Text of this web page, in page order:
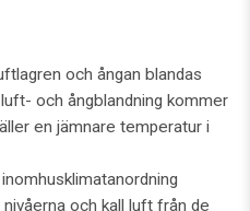
och ångan blandas
och ångblandning kommer
en jämnare temperatur i
och kall luft från de